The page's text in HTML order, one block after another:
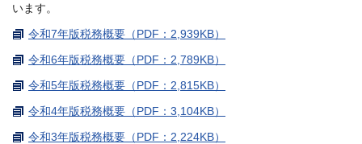
います。
令和7年版税務概要（PDF：2,939KB）
令和6年版税務概要（PDF：2,789KB）
令和5年版税務概要（PDF：2,815KB）
令和4年版税務概要（PDF：3,104KB）
令和3年版税務概要（PDF：2,224KB）